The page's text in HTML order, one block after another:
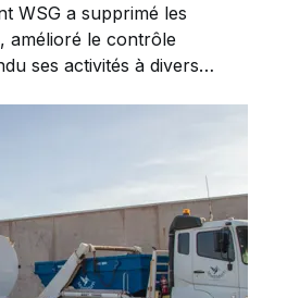
WSG a supprimé les
amélioré le contrôle
ses activités à divers